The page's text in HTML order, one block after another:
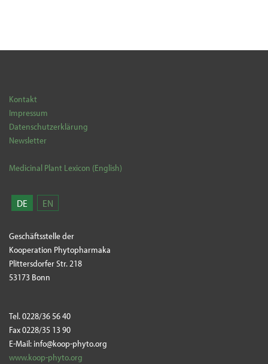
Kontakt
Impressum
Datenschutzerklärung
Newsletter
Medicinal Plant Lexicon (English)
DE EN
Geschäftsstelle der
Kooperation Phytopharmaka
Plittersdorfer Str. 218
53173 Bonn
Tel. 0228/36 56 40
Fax 0228/35 13 90
E-Mail: info@koop-phyto.org
www.koop-phyto.org